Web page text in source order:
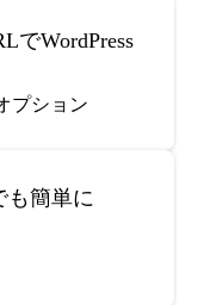
でWordPress
プション
も簡単に